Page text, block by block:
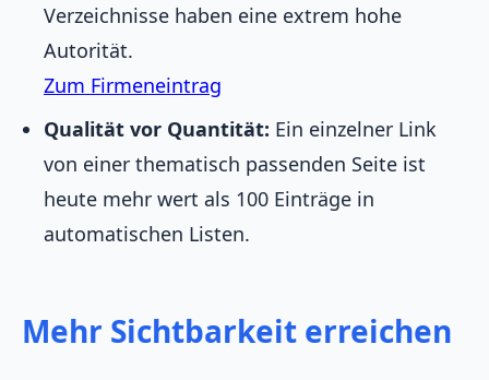
Verzeichnisse haben eine extrem hohe
Autorität.
Zum Firmeneintrag
Qualität vor Quantität: Ein einzelner Link
von einer thematisch passenden Seite ist
heute mehr wert als 100 Einträge in
automatischen Listen.
Mehr Sichtbarkeit erreichen